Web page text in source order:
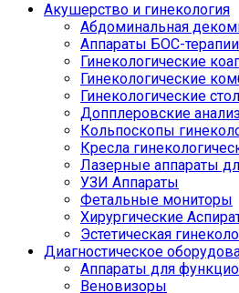
Акушерство и гинекология
Абдоминальная
Аппараты БОС-терапии
Гинекологические
Гинекологические
Гинекологические
Допплеровские
Кольпоскопы
Кресла
Лазерные аппараты
УЗИ Аппараты
Фетальные мониторы
Хирургические
Эстетическая
Диагностическое
Аппараты для
Веновизоры